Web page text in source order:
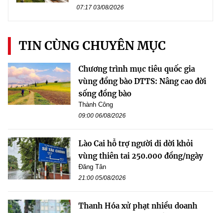
07:17 03/08/2026
TIN CÙNG CHUYÊN MỤC
Chương trình mục tiêu quốc gia
vùng đồng bào DTTS: Nâng cao đời
sống đồng bào
Thành Công
09:00 06/08/2026
Lào Cai hỗ trợ người di dời khỏi
vùng thiên tai 250.000 đồng/ngày
Đăng Tân
21:00 05/08/2026
Thanh Hóa xử phạt nhiều doanh